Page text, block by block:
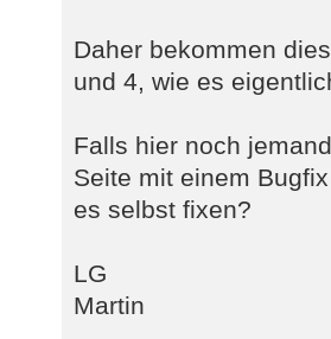
"when
'smallserial') then
"when
"when
" +
"when
"when
" +
Daher bekommen
und 4, wie es
Falls hier noch
Seite mit einem
es selbst fixen?
LG
Martin